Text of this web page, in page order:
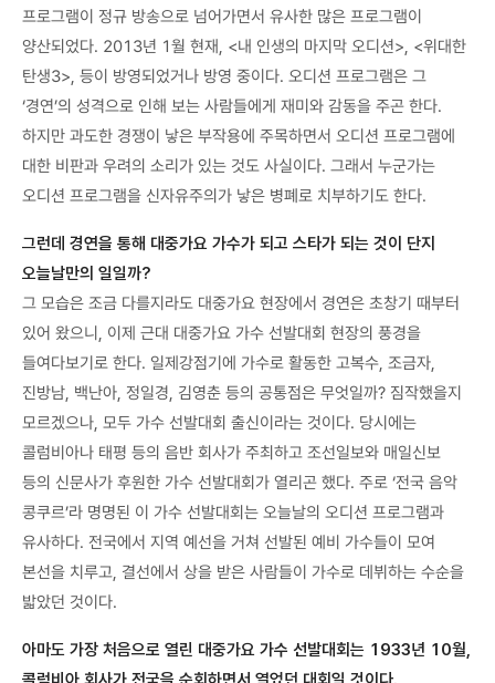
프로그램이 정규 방송으로 넘어가면서 유사한 많은 프로그램이
양산되었다. 2013년 1월 현재, <내 인생의 마지막 오디션>, <위대한
탄생3>, 등이 방영되었거나 방영 중이다. 오디션 프로그램은 그
‘경연’의 성격으로 인해 보는 사람들에게 재미와 감동을 주곤 한다.
하지만 과도한 경쟁이 낳은 부작용에 주목하면서 오디션 프로그램에
대한 비판과 우려의 소리가 있는 것도 사실이다. 그래서 누군가는
오디션 프로그램을 신자유주의가 낳은 병폐로 치부하기도 한다.
그런데 경연을 통해 대중가요 가수가 되고 스타가 되는 것이 단지
오늘날만의 일일까?
그 모습은 조금 다를지라도 대중가요 현장에서 경연은 초창기 때부터
있어 왔으니, 이제 근대 대중가요 가수 선발대회 현장의 풍경을
들여다보기로 한다. 일제강점기에 가수로 활동한 고복수, 조금자,
진방남, 백난아, 정일경, 김영춘 등의 공통점은 무엇일까? 짐작했을지
모르겠으나, 모두 가수 선발대회 출신이라는 것이다. 당시에는
콜럼비아나 태평 등의 음반 회사가 주최하고 조선일보와 매일신보
등의 신문사가 후원한 가수 선발대회가 열리곤 했다. 주로 ‘전국 음악
콩쿠르’라 명명된 이 가수 선발대회는 오늘날의 오디션 프로그램과
유사하다. 전국에서 지역 예선을 거쳐 선발된 예비 가수들이 모여
본선을 치루고, 결선에서 상을 받은 사람들이 가수로 데뷔하는 수순을
밟았던 것이다.
아마도 가장 처음으로 열린 대중가요 가수 선발대회는 1933년 10월,